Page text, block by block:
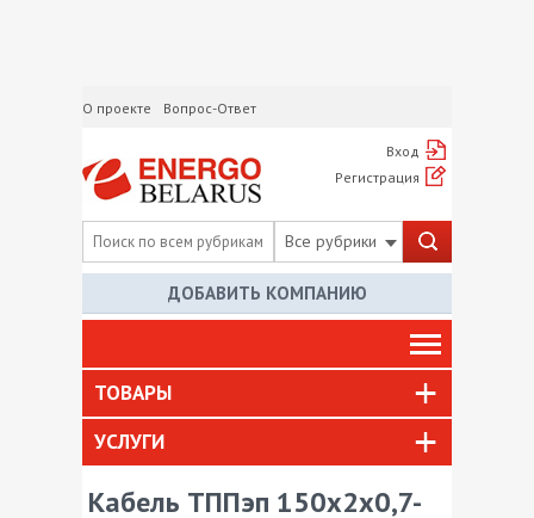
О проекте Вопрос-Ответ
Вход
Регистрация
Все рубрики
ДОБАВИТЬ КОМПАНИЮ
ТОВАРЫ
УСЛУГИ
Кабель ТППэп 150х2х0,7-